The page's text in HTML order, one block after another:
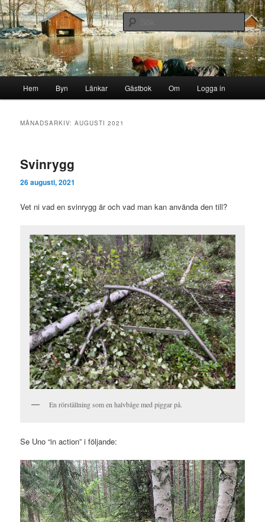
Hoppa
till
primärt
innehåll
Hoppa
till
sekundärt
innehållStorborgarn
Byn i skogen
Sök
Hem Byn Länkar Gästbok Om Logga in
MÅNADSARKIV:AUGUSTI 2021
Svinrygg
26 augusti, 2021
Vet ni vad en svinrygg är och vad man kan använda den till?
En rörställning som en halvbåge med piggar på.
Se Uno “in action” i följande: